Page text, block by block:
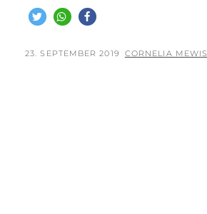
POSTED
23. SEPTEMBER 2019 BY
CORNELIA MEWIS